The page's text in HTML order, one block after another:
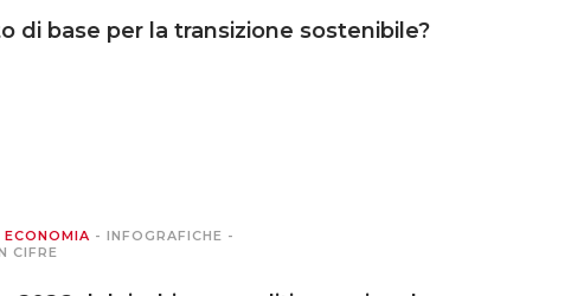
di base per la transizione sostenibile?
ECONOMIA - INFOGRAFICHE -
CIFRE